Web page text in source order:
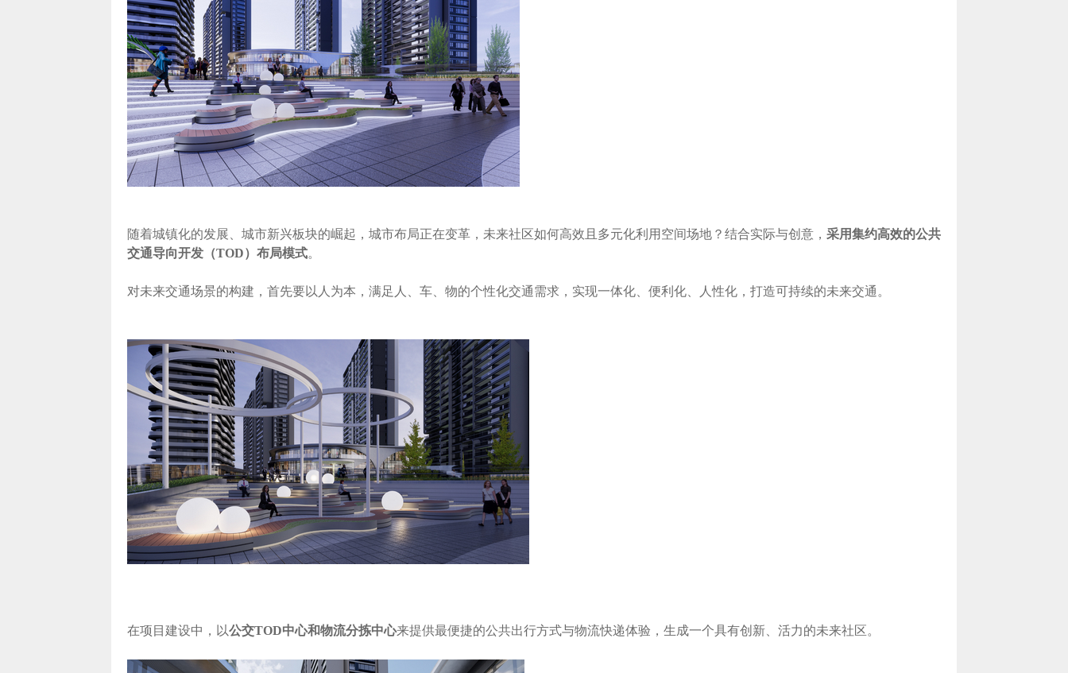
随着城镇化的发展、城市新兴板块的崛起，城市布局正在变革，未来社区如何高效且多元化利用空间场地？结合实际与创意， 采用集约高效的公共
交通导向开发（TOD）布局模式。
对未来交通场景的构建，首先要以人为本，满足人、车、物的个性化交通需求，实现一体化、便利化、人性化，打造可持续的未来交通。
在项目建设中，以公交TOD中心和物流分拣中心来提供最便捷的公共出行方式与物流快递体验，生成一个具有创新、活力的未来社区。